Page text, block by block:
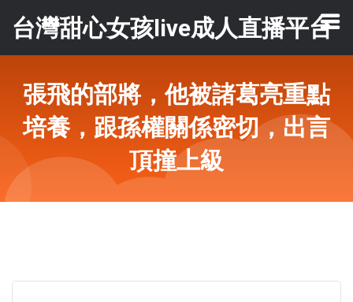
台灣甜心女孩live成人直播平台
張飛的部將，他被諸葛亮重點
培養，跟孫權關係密切，出言
頂撞上級